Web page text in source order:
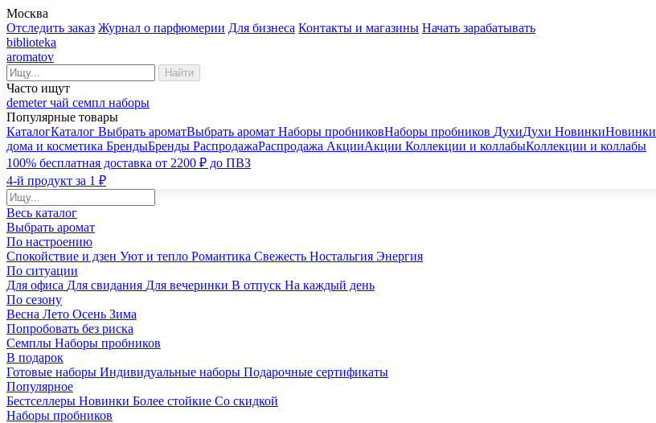
Москва
Отследить заказ Журнал о парфюмерии Для бизнеса Контакты и магазины Начать зарабатывать
biblioteka
aromatov
Найти
Часто ищут
demeterчай семпл наборы
Популярные товары
КаталогКаталог Выбрать ароматВыбрать аромат Наборы пробниковНаборы пробников ДухиДухи НовинкиНовинки
дома и косметика БрендыБренды РаспродажаРаспродажа АкцииАкции Коллекции и коллабыКоллекции и коллабы
100% бесплатная доставка от 2200 ₽ до ПВЗ
4-й продукт за 1 ₽
Весь каталог
Выбрать аромат
По настроению
Спокойствие и дзен Уют и тепло Романтика Свежесть Ностальгия Энергия
По ситуации
Для офиса Для свидания Для вечеринки В отпуск На каждый день
По сезону
Весна Лето Осень Зима
Попробовать без риска
Семплы Наборы пробников
В подарок
Готовые наборы Индивидуальные наборы Подарочные сертификаты
Популярное
Бестселлеры Новинки Более стойкие Со скидкой
Наборы пробников